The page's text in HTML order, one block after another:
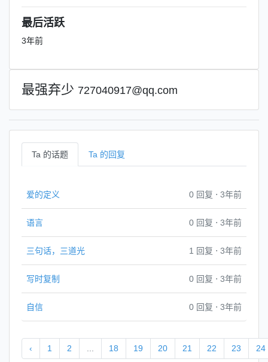
最后活跃
3年前
最强弃少 727040917@qq.com
Ta 的话题 Ta 的回复
爱的定义 0 回复 ⋅ 3年前
语言 0 回复 ⋅ 3年前
三句话，三道光 1 回复 ⋅ 3年前
写时复制 0 回复 ⋅ 3年前
自信 0 回复 ⋅ 3年前
‹ 1 2 18 19 20 21 22 23 24